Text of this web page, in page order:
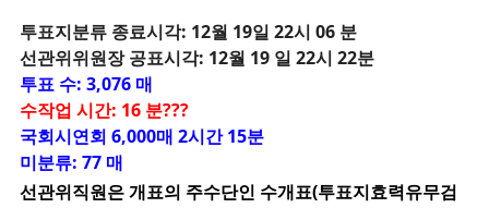
투표지분류 종료시각: 12월 19일 22시 06 분
선관위위원장 공표시각: 12월 19 일 22시 22분
투표 수: 3,076 매
수작업 시간: 16 분???
국회시연회 6,000매 2시간 15분
미분류: 77 매
선관위직원은 개표의 주수단인 수개표(투표지효력유무검